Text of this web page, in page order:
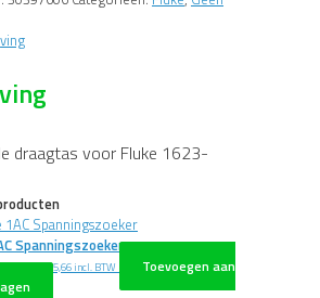
draagtas voor Fluke 1623-
Spanningszoeker
BTW€55,66 incl. BTW
Toevoegen aan